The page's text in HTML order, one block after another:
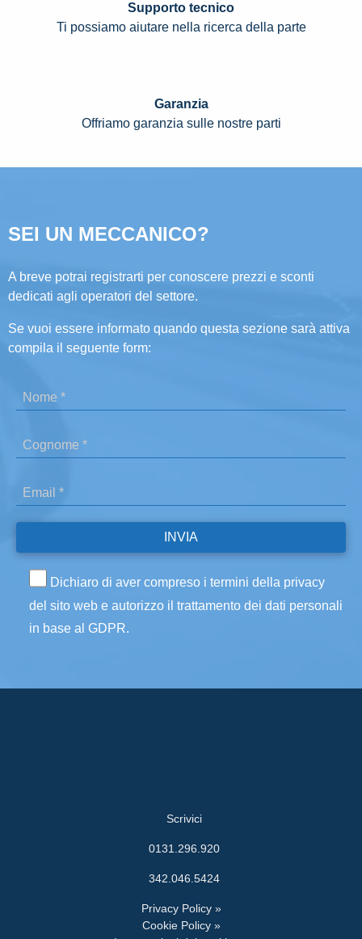
Supporto tecnico
Ti possiamo aiutare nella ricerca della parte
Garanzia
Offriamo garanzia sulle nostre parti
SEI UN MECCANICO?
A breve potrai registrarti per conoscere prezzi e sconti
dedicati agli operatori del settore.
Se vuoi essere informato quando questa sezione sarà attiva
compila il seguente form:
Dichiaro di aver compreso i termini della privacy
del sito web e autorizzo il trattamento dei dati personali
in base al GDPR.
Scrivici
0131.296.920
342.046.5424
Privacy Policy »
Cookie Policy »